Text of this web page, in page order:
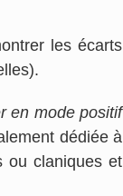
les écarts
en mode positif
dédiée à
ou claniques et